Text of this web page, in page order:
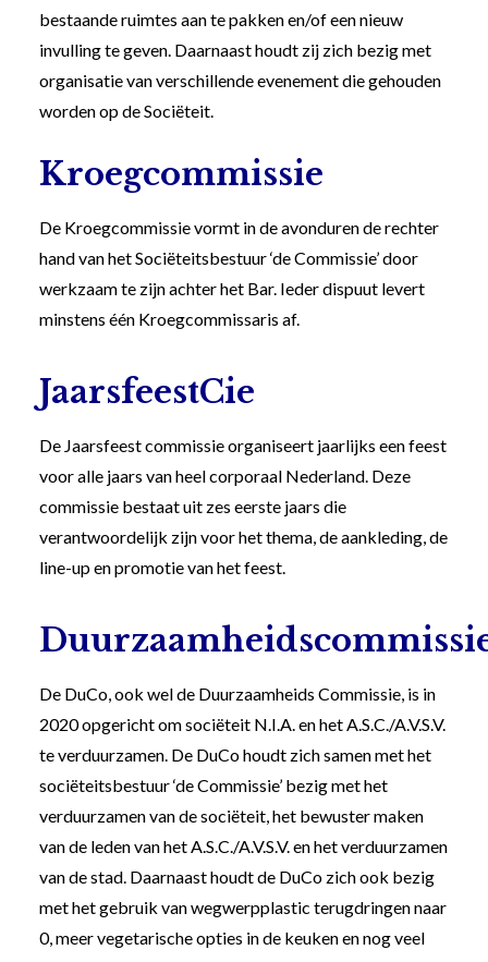
bestaande ruimtes aan te pakken en/of een nieuw
invulling te geven. Daarnaast houdt zij zich bezig met
organisatie van verschillende evenement die gehouden
worden op de Sociëteit.
Kroegcommissie
De Kroegcommissie vormt in de avonduren de rechter
hand van het Sociëteitsbestuur ‘de Commissie’ door
werkzaam te zijn achter het Bar. Ieder dispuut levert
minstens één Kroegcommissaris af.
JaarsfeestCie
De Jaarsfeest commissie organiseert jaarlijks een feest
voor alle jaars van heel corporaal Nederland. Deze
commissie bestaat uit zes eerste jaars die
verantwoordelijk zijn voor het thema, de aankleding, de
line-up en promotie van het feest.
De DuCo, ook wel de Duurzaamheids Commissie, is in
2020 opgericht om sociëteit N.I.A. en het A.S.C./A.V.S.V.
te verduurzamen. De DuCo houdt zich samen met het
sociëteitsbestuur ‘de Commissie’ bezig met het
verduurzamen van de sociëteit, het bewuster maken
van de leden van het A.S.C./A.V.S.V. en het verduurzamen
van de stad. Daarnaast houdt de DuCo zich ook bezig
met het gebruik van wegwerpplastic terugdringen naar
0, meer vegetarische opties in de keuken en nog veel